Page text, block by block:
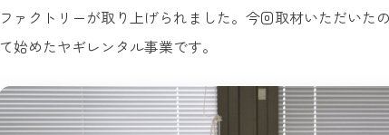
ファクトリーが取り上げられました。今回取材いただいた
て始めたヤギレンタル事業です。